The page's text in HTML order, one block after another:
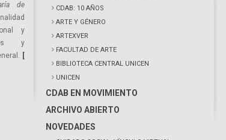
de
y
y
[
CDAB: 10 AÑOS
ARTE Y GÉNERO
ARTEXVER
FACULTAD DE ARTE
BIBLIOTECA CENTRAL UNICEN
UNICEN
CDAB EN MOVIMIENTO
ARCHIVO ABIERTO
NOVEDADES